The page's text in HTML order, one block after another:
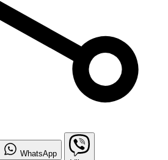
WhatsApp